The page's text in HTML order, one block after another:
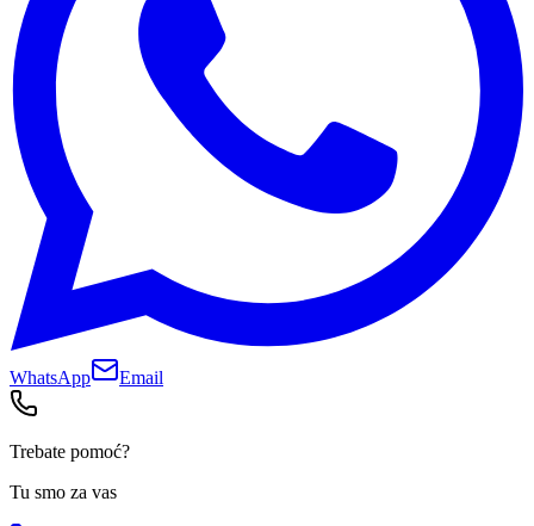
WhatsApp Email
Trebate pomoć?
Tu smo za vas